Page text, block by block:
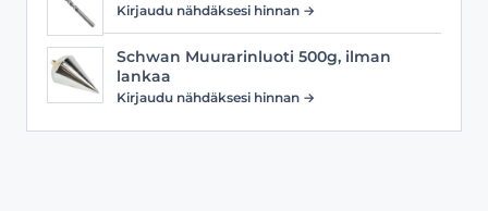
Kirjaudu nähdäksesi hinnan →
Schwan Muurarinluoti 500g, ilman
lankaa
Kirjaudu nähdäksesi hinnan →